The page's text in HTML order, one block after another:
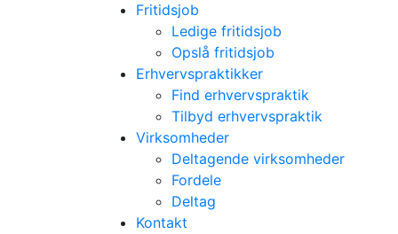
Fritidsjob
Ledige fritidsjob
Opslå fritidsjob
Erhvervspraktikker
Find erhvervspraktik
Tilbyd erhvervspraktik
Virksomheder
Deltagende virksomheder
Fordele
Deltag
Kontakt